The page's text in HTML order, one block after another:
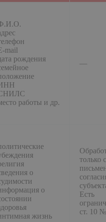
mail
рождения
работы и др.
—
о
о
жизнь
только с
Есть
ст. 10